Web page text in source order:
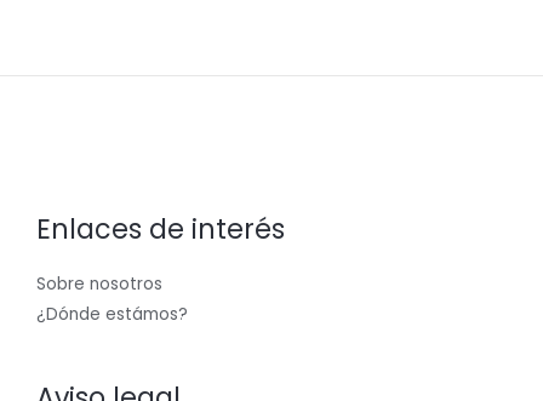
Enlaces de interés
Sobre nosotros
¿Dónde estámos?